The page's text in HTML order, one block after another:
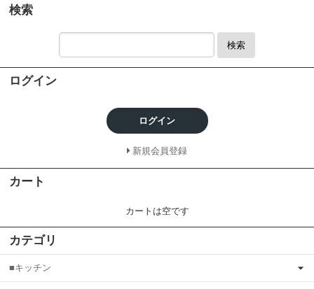
検索
検索
ログイン
ログイン
新規会員登録
カート
カートは空です
カテゴリ
■キッチン